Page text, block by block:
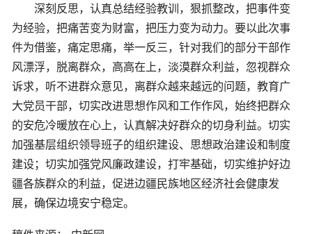
深刻反思，认真总结经验教训，狠抓整改，把事件变
为经验，把痛苦变为财富，把压力变为动力。要以此次事
件为借鉴，痛定思痛，举一反三，针对我们的部分干部作
风漂浮，脱离群众，高高在上，淡漠群众利益，忽视群众
诉求，听不进群众意见，离群众越来越远的问题，教育广
大党员干部，切实改进思想作风和工作作风，始终把群众
的安危冷暖放在心上，认真解决好群众的切身利益。切实
加强基层组织领导班子的组织建设、思想政治建设和制度
建设；切实加强党风廉政建设，打牢基础，切实维护好边
疆各族群众的利益，促进边疆民族地区经济社会健康发
展，确保边境安宁稳定。